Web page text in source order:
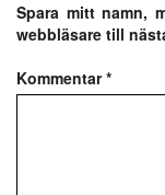
Spara mitt namn,
webbläsare till
Kommentar*